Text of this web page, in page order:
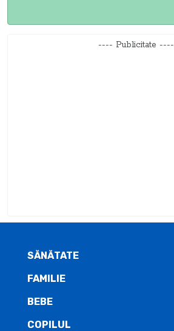
---- Publicitate ----
SĂNĂTATE
FAMILIE
BEBE
COPILUL